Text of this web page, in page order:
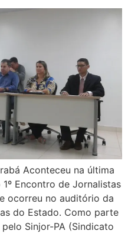
Aconteceu na última
Encontro de Jornalistas
ocorreu no auditório da
do Estado. Como parte
Sinjor-PA (Sindicato